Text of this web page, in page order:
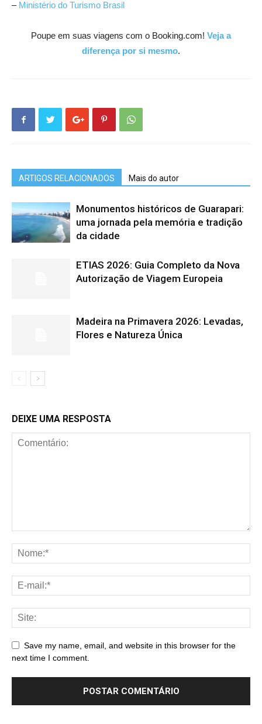
– Ministério do Turismo Brasil
Poupe em suas viagens com o Booking.com! Veja a
diferença por si mesmo.
ARTIGOS RELACIONADOS Mais do autor
Monumentos históricos de Guarapari:
uma jornada pela memória e tradição
da cidade
ETIAS 2026: Guia Completo da Nova
Autorização de Viagem Europeia
Madeira na Primavera 2026: Levadas,
Flores e Natureza Única
DEIXE UMA RESPOSTA
Save my name, email, and website in this browser for the
next time I comment.